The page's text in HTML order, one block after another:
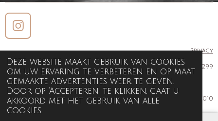
Deze website maakt gebruik van cookies
om uw ervaring te verbeteren en op maat
gemaakte advertenties weer te geven.
Door op ‘Accepteren’ te klikken, gaat u
akkoord met het gebruik van alle
cookies.
I
s
t
a
g
r
Privacy
KVK 51193299
Feng Shui by Swien sinds 2010